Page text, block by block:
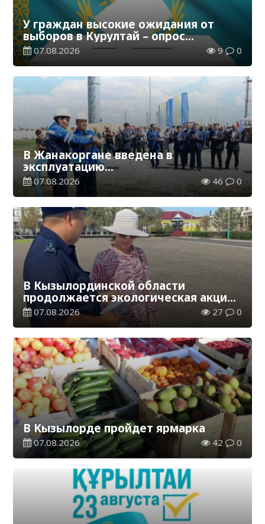
У граждан высокие ожидания от
выборов в Курултай – опрос
общественного мнения
07.08.2026 9 0
В Жанакоргане введена в
эксплуатацию
водораспределительная станция
07.08.2026 46 0
В Кызылординской области
продолжается экологическая акция
«Таза Қазақстан»
07.08.2026 27 0
В Кызылорде пройдет ярмарка
07.08.2026 42 0